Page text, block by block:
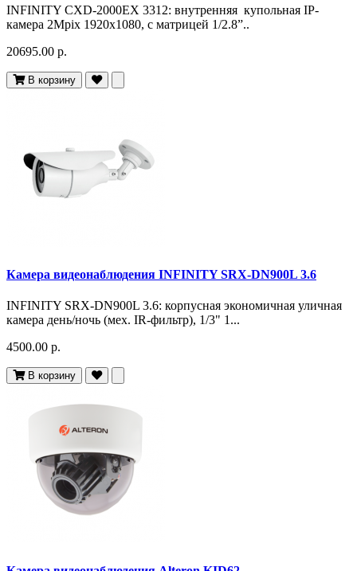
INFINITY CXD-2000EX 3312: внутренняя купольная IP-
камера 2Mpix 1920x1080, с матрицей 1/2.8”..
20695.00 р.
В корзину
Камера видеонаблюдения INFINITY SRX-DN900L 3.6
INFINITY SRX-DN900L 3.6: корпусная экономичная уличная
камера день/ночь (мех. IR-фильтр), 1/3" 1...
4500.00 р.
В корзину